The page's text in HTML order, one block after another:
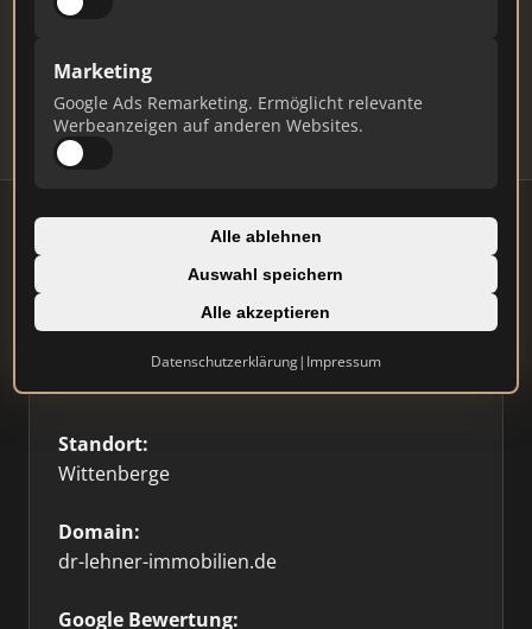
Marketing
Google Ads Remarketing. Ermöglicht relevante
Werbeanzeigen auf anderen Websites.
Alle ablehnen
Auswahl speichern
Alle akzeptieren
Datenschutzerklärung| Impressum
Verifizieren Sie Ihr Profil, bearbeiten Sie Ihre
Updates.
Profil beanspruchen
⭐ Etabliert
Einzelner Makler
Standort:
Wittenberge
Domain:
dr-lehner-immobilien.de
Google Bewertung: